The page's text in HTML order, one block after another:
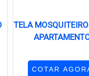
TELA
COTAR